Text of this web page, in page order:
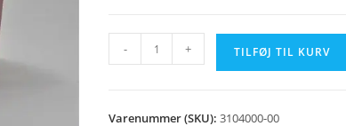
Renselåge
TW/CPI
- + TILFØJ TIL KURV
Varenummer (SKU):3104000-00